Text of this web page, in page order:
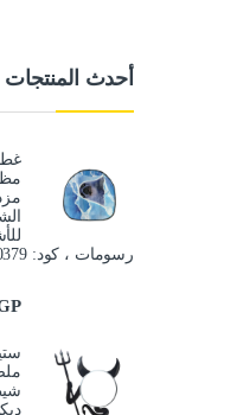
أحدث المنتجات
رسومات ، كود: 10379)